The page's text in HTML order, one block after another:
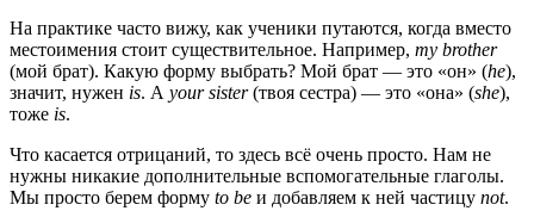
На практике часто вижу, как ученики путаются, когда вместо
местоимения стоит существительное. Например, my brother
(мой брат). Какую форму выбрать? Мой брат — это «он» (he),
значит, нужен is. А your sister(твоя сестра) — это «она» (she),
тоже is.
Что касается отрицаний, то здесь всё очень просто. Нам не
нужны никакие дополнительные вспомогательные глаголы.
Мы просто берем форму to be и добавляем к ней частицу not.